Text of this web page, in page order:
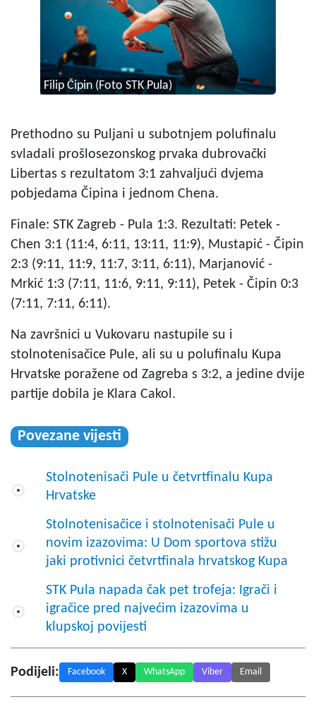
Filip Čipin (Foto STK Pula)
Prethodno su Puljani u subotnjem polufinalu
svladali prošlosezonskog prvaka dubrovački
Libertas s rezultatom 3:1 zahvaljući dvjema
pobjedama Čipina i jednom Chena.
Finale: STK Zagreb - Pula 1:3. Rezultati: Petek -
Chen 3:1 (11:4, 6:11, 13:11, 11:9), Mustapić - Čipin
2:3 (9:11, 11:9, 11:7, 3:11, 6:11), Marjanović -
Mrkić 1:3 (7:11, 11:6, 9:11, 9:11), Petek - Čipin 0:3
(7:11, 7:11, 6:11).
Na završnici u Vukovaru nastupile su i
stolnotenisačice Pule, ali su u polufinalu Kupa
Hrvatske poražene od Zagreba s 3:2, a jedine dvije
partije dobila je Klara Cakol.
Povezane vijesti
Stolnotenisači Pule u četvrtfinalu Kupa
Hrvatske
Stolnotenisačice i stolnotenisači Pule u
novim izazovima: U Dom sportova stižu
jaki protivnici četvrtfinala hrvatskog Kupa
STK Pula napada čak pet trofeja: Igrači i
igračice pred najvećim izazovima u
klupskoj povijesti
Podijeli: Facebook X WhatsApp Viber Email